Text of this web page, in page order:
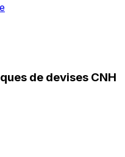
de devises CNH